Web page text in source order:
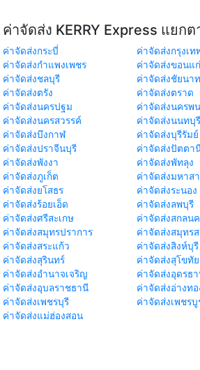
ค่าจัดส่ง KERRY Express แยก
ค่าจัดส่งกระบี่ ค่าจัดส่งกรุงเ
ค่าจัดส่งกำแพงเพชร
ค่าจัดส่งขอนแ
ค่าจัดส่งชลบุรี
ค่าจัดส่งชัยนาท
ค่าจัดส่งตรัง
ค่าจัดส่งตราด
ค่าจัดส่งนครปฐม
ค่าจัดส่งนครพ
ค่าจัดส่งนครสวรรค์
ค่าจัดส่งนนทบุรี
ค่าจัดส่งบึงกาฬ
ค่าจัดส่งบุรีรัมย์
ค่าจัดส่งปราจีนบุรี
ค่าจัดส่งปัตตา
ค่าจัดส่งพังงา
ค่าจัดส่งพัทลุง
ค่าจัดส่งภูเก็ต
ค่าจัดส่งมหาส
ค่าจัดส่งยโสธร
ค่าจัดส่งระนอง
ค่าจัดส่งร้อยเอ็ด
ค่าจัดส่งลพบุรี
ค่าจัดส่งศรีสะเกษ
ค่าจัดส่งสกลน
ค่าจัดส่งสมุทรปราการ
ค่าจัดส่งสมุทร
ค่าจัดส่งสระแก้ว
ค่าจัดส่งสิงห์บุรี
ค่าจัดส่งสุรินทร์
ค่าจัดส่งสุโขทัย
ค่าจัดส่งอำนาจเจริญ
ค่าจัดส่งอุดรธ
ค่าจัดส่งอุบลราชธานี
ค่าจัดส่งอ่างทอ
ค่าจัดส่งเพชรบุรี
ค่าจัดส่งเพชร
ค่าจัดส่งแม่ฮ่องสอน